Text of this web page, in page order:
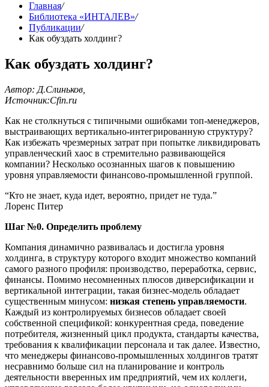
Главная/
Библиотека «ИНТАЛЕВ»/
Публикации/
Как обуздать холдинг?
Как обуздать холдинг?
Автор: Д.Слиньков,
Источник:Cfin.ru
Как не столкнуться с типичными ошибками топ-менеджеров,
выстраивающих вертикально-интегрированную структуру?
Как избежать чрезмерных затрат при попытке ликвидировать
управленческий хаос в стремительно развивающейся
компании? Несколько осознанных шагов к повышению
уровня управляемости финансово-промышленной группой.
“Кто не знает, куда идет, вероятно, придет не туда.”
Лоренс Питер
Шаг №0. Определить проблему
Компания динамично развивалась и достигла уровня
холдинга, в структуру которого входит множество компаний
самого разного профиля: производство, переработка, сервис,
финансы. Помимо несомненных плюсов диверсификации и
вертикальной интеграции, такая бизнес-модель обладает
существенным минусом: низкая степень управляемости.
Каждый из контролируемых бизнесов обладает своей
собственной спецификой: конкурентная среда, поведение
потребителя, жизненный цикл продукта, стандарты качества,
требования к квалификации персонала и так далее. Известно,
что менеджеры финансово-промышленных холдингов тратят
несравнимо больше сил на планирование и контроль
деятельности вверенных им предприятий, чем их коллеги,